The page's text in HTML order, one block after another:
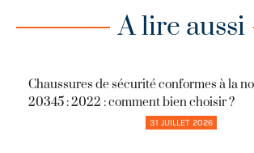
A lire aussi
Chaussures de sécurité conformes à la
20345 : 2022 : comment bien choisir ?
31 JUILLET 2026